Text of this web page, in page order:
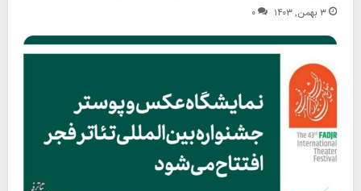
۳ بهمن, ۱۴۰۳ ۰